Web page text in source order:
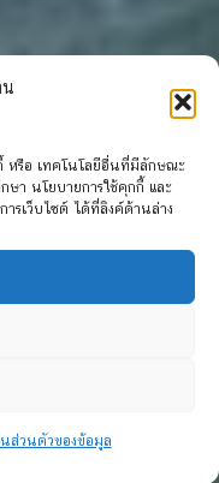
หรือ เทคโนโลยีอื่นที่มีลักษณะ
ษา นโยบายการใช้คุกกี้ และ
รเว็บไซต์ ได้ที่ลิงค์ด้านล่าง
ส่วนตัวของข้อมูล